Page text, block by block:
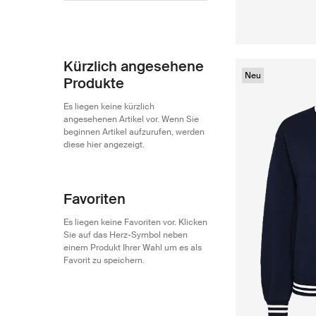
Kürzlich angesehene
Produkte
Es liegen keine kürzlich
angesehenen Artikel vor. Wenn Sie
beginnen Artikel aufzurufen, werden
diese hier angezeigt.
Favoriten
Es liegen keine Favoriten vor. Klicken
Sie auf das Herz-Symbol neben
einem Produkt Ihrer Wahl um es als
Favorit zu speichern.
Neu